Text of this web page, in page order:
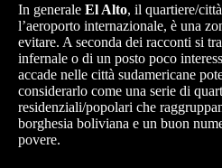
In generale El Alto, il quartiere/
l’aeroporto internazionale, è una
evitare. A seconda dei racconti si
infernale o di un posto poco
accade nelle città sudamericane
considerarlo come una serie di
residenziali/popolari che
borghesia boliviana e un buon
povere.